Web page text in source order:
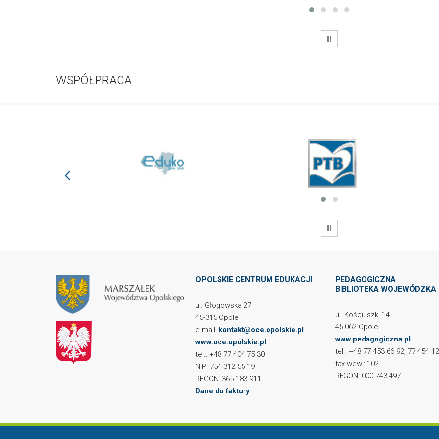
WSTRZYMAJ
WSPÓŁPRACA
prev
WSTRZYMAJ
OPOLSKIE CENTRUM EDUKACJI
ul. Głogowska 27
45-315 Opole
e-mail: kontakt@oce.opolskie.pl
www.oce.opolskie.pl
tel.: +48 77 404 75 30
NIP: 754 312 55 19
REGON: 365 183 911
Dane do faktury
PEDAGOGICZNA
BIBLIOTEKA WOJEWÓDZKA
ul. Kościuszki 14
45-062 Opole
www.pedagogiczna.pl
tel.: +48 77 453 66 92, 77 454
fax wew.: 102
REGON: 000 743 497